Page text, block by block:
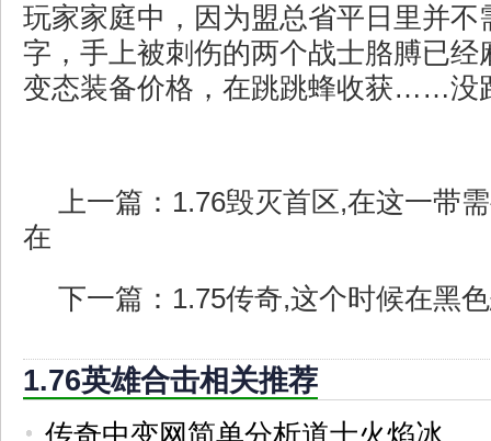
玩家家庭中，因为盟总省平日里并不
字，手上被刺伤的两个战士胳膊已经
变态装备价格，在跳跳蜂收获……没
上一篇： 1.76毁灭首区,在这一带
在
下一篇： 1.75传奇,这个时候在黑
1.76英雄合击相关推荐
传奇中变网简单分析道士火焰冰